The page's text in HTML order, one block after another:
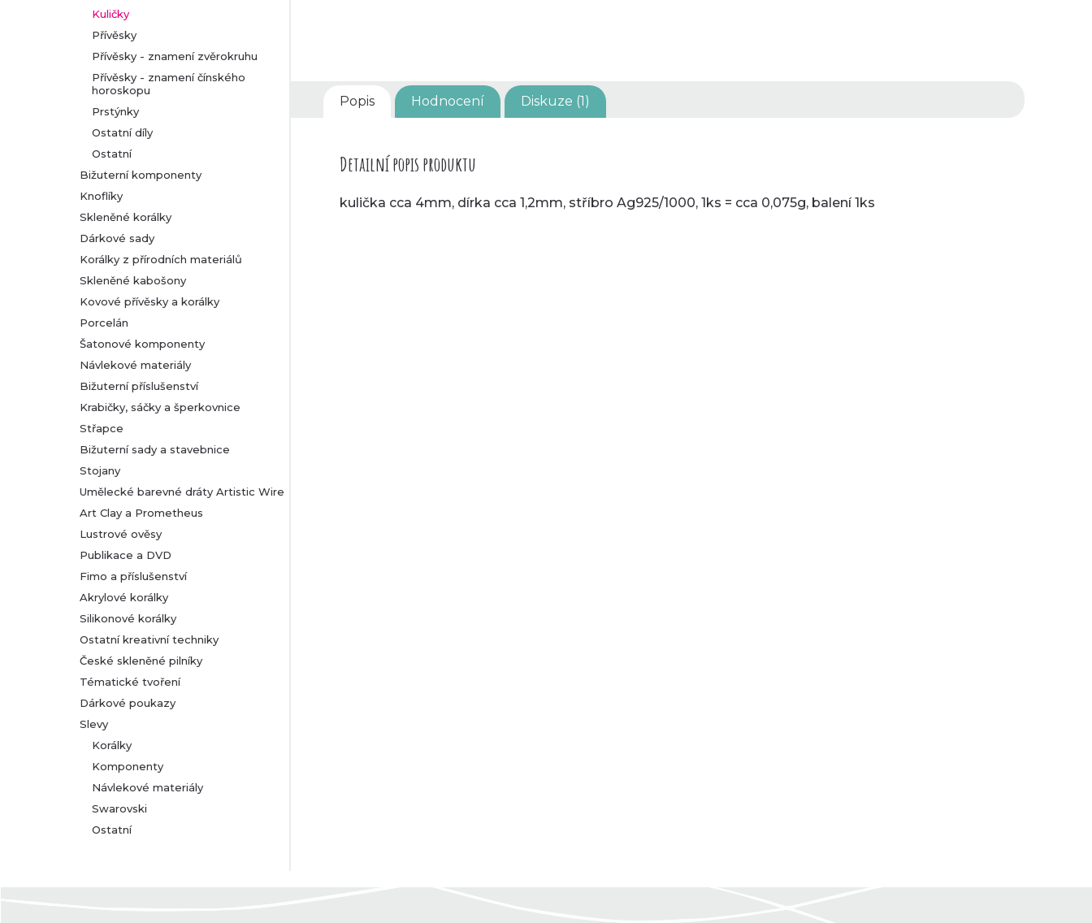
n
l
Kuličky
Přívěsky
Přívěsky - znamení zvěrokruhu
Přívěsky - znamení čínského
horoskopu
Prstýnky
Ostatní díly
Ostatní
Bižuterní komponenty
Knoflíky
Skleněné korálky
Dárkové sady
Korálky z přírodních materiálů
Skleněné kabošony
Kovové přívěsky a korálky
Porcelán
Šatonové komponenty
Návlekové materiály
Bižuterní příslušenství
Krabičky, sáčky a šperkovnice
Střapce
Bižuterní sady a stavebnice
Stojany
Umělecké barevné dráty Artistic Wire
Art Clay a Prometheus
Lustrové ověsy
Publikace a DVD
Fimo a příslušenství
Akrylové korálky
Silikonové korálky
Ostatní kreativní techniky
České skleněné pilníky
Tématické tvoření
Dárkové poukazy
Slevy
Korálky
Komponenty
Návlekové materiály
Swarovski
Ostatní
Popis Hodnocení Diskuze (1)
Detailní popis produktu
kulička cca 4mm, dírka cca 1,2mm, stříbro Ag925/1000, 1ks = cca 0,075g, balení 1ks